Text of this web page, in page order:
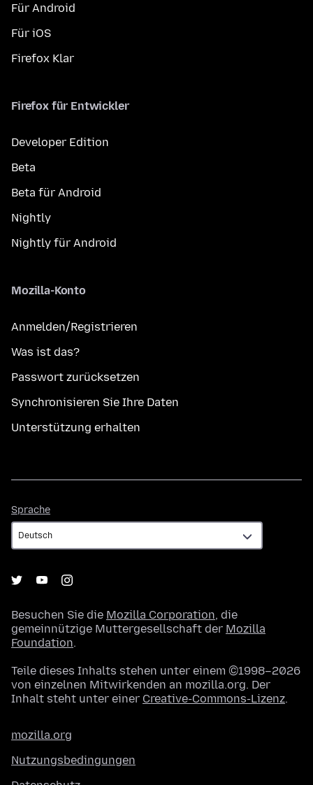
Für Android
Für iOS
Firefox Klar
Firefox für Entwickler
Developer Edition
Beta
Beta für Android
Nightly
Nightly für Android
Mozilla-Konto
Anmelden/Registrieren
Was ist das?
Passwort zurücksetzen
Synchronisieren Sie Ihre Daten
Unterstützung erhalten
Sprache
Besuchen Sie die Mozilla Corporation, die
gemeinnützige Muttergesellschaft der Mozilla
Foundation.
Teile dieses Inhalts stehen unter einem ©1998–2026
von einzelnen Mitwirkenden an mozilla.org. Der
Inhalt steht unter einer Creative-Commons-Lizenz.
mozilla.org
Nutzungsbedingungen